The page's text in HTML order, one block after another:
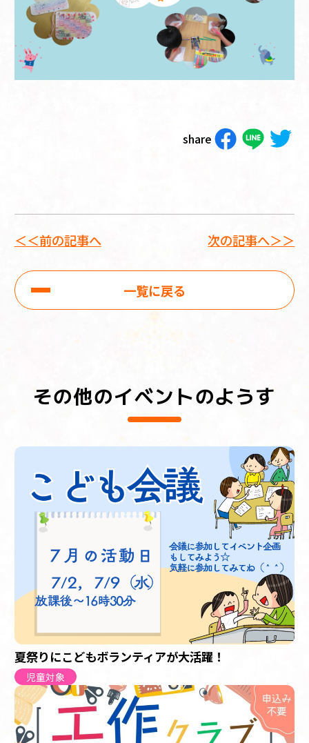
share
＜＜前の記事へ
一覧に戻る
次の記事へ＞＞
その他のイベントのようす
夏祭りにこどもボランティアが大活躍！
児童対象